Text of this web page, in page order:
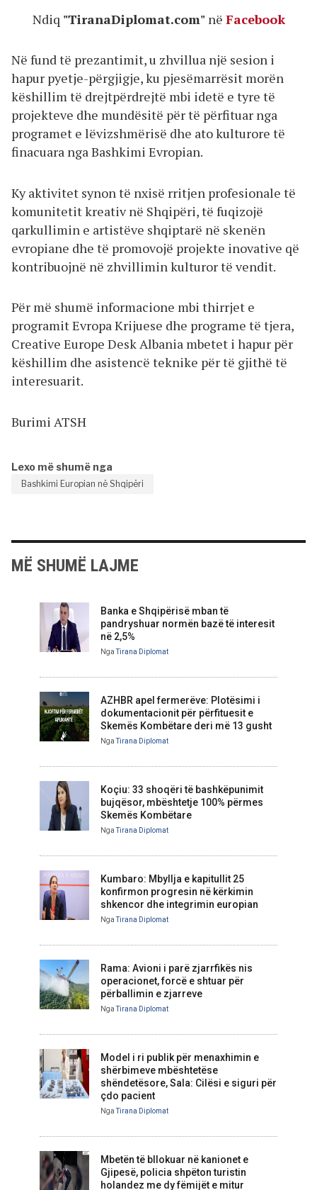
Ndiq "TiranaDiplomat.com" në Facebook
Në fund të prezantimit, u zhvillua një sesion i
hapur pyetje-përgjigje, ku pjesëmarrësit morën
këshillim të drejtpërdrejtë mbi idetë e tyre të
projekteve dhe mundësitë për të përfituar nga
programet e lëvizshmërisë dhe ato kulturore të
finacuara nga Bashkimi Evropian.
Ky aktivitet synon të nxisë rritjen profesionale të
komunitetit kreativ në Shqipëri, të fuqizojë
qarkullimin e artistëve shqiptarë në skenën
evropiane dhe të promovojë projekte inovative që
kontribuojnë në zhvillimin kulturor të vendit.
Për më shumë informacione mbi thirrjet e
programit Evropa Krijuese dhe programe të tjera,
Creative Europe Desk Albania mbetet i hapur për
këshillim dhe asistencë teknike për të gjithë të
interesuarit.
Burimi ATSH
Lexo më shumë nga
Bashkimi Europian në Shqipëri
MË SHUMË LAJME
Banka e Shqipërisë mban të
pandryshuar normën bazë të interesit
në 2,5%
NgaTirana Diplomat
AZHBR apel fermerëve: Plotësimi i
dokumentacionit për përfituesit e
Skemës Kombëtare deri më 13 gusht
NgaTirana Diplomat
Koçiu: 33 shoqëri të bashkëpunimit
bujqësor, mbështetje 100% përmes
Skemës Kombëtare
NgaTirana Diplomat
Kumbaro: Mbyllja e kapitullit 25
konfirmon progresin në kërkimin
shkencor dhe integrimin europian
NgaTirana Diplomat
Rama: Avioni i parë zjarrfikës nis
operacionet, forcë e shtuar për
përballimin e zjarreve
NgaTirana Diplomat
Model i ri publik për menaxhimin e
shërbimeve mbështetëse
shëndetësore, Sala: Cilësi e siguri për
çdo pacient
NgaTirana Diplomat
Mbetën të bllokuar në kanionet e
Gjipesë, policia shpëton turistin
holandez me dy fëmijët e mitur